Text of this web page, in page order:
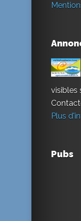
visibles
Plus
Pubs